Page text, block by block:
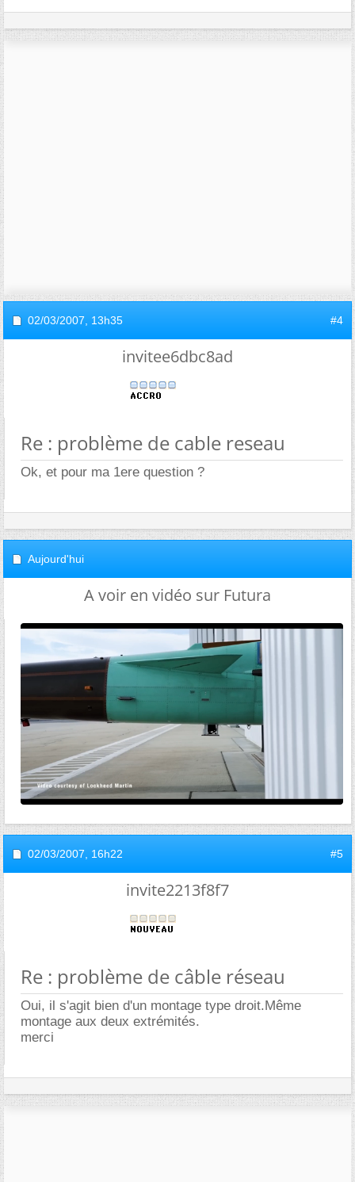
02/03/2007, 13h35 #4
invitee6dbc8ad
Re : problème de cable reseau
Ok, et pour ma 1ere question ?
Aujourd'hui
A voir en vidéo sur Futura
02/03/2007, 16h22 #5
invite2213f8f7
Re : problème de câble réseau
Oui, il s'agit bien d'un montage type droit.Même
montage aux deux extrémités.
merci